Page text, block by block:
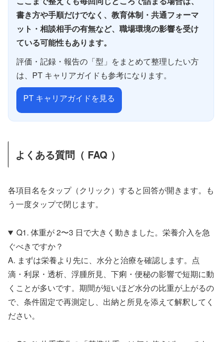
書き方や手順だけでなく、教育体制・共通フォーマ
ット・相談相手の有無など、職場環境の影響を受け
ている可能性もあります。
評価・記録・報告の「型」をまとめて整理したい方
は、PT キャリアガイドも参考になります。
PT キャリアガイドを見る
よくある質問（ FAQ ）
各項目名をタップ（クリック）すると回答が開きます。も
う一度タップで閉じます。
Q1. 体重が 2〜3 日で大きく動きました。栄養介入を急
ぐべきですか？
A. まずは栄養より先に、水分と治療を確認します。点
滴・利尿・透析、浮腫所見、下痢・便秘の影響で短期に動
くことが多いです。期間が短いほど水分の比重が上がるの
で、条件固定で再測定し、出納と所見を添えて解釈してく
ださい。